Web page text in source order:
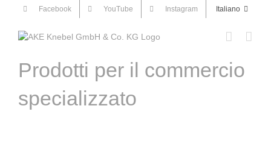
content
Facebook YouTube Instagram Italiano
Prodotti per il commercio
specializzato